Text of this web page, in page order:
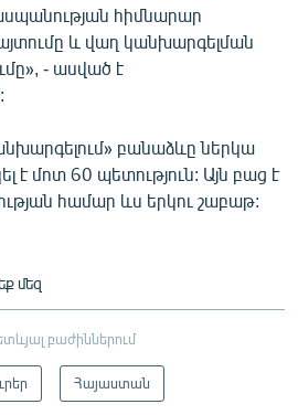
հիմնարար
և վաղ կանխարգելման
- ասված է
բանաձևը ներկա
է մոտ 60 պետություն: Այն բաց է
համար ևս երկու շաբաթ:
մեզ
բաժիններում
Հայաստան